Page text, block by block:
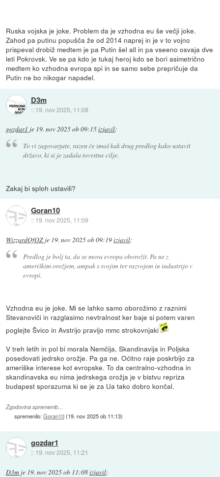
Ruska vojska je joke. Problem da je vzhodna eu še večji joke.
Zahod pa putinu popušča že od 2014 naprej in je v to vojno
prispeval drobiž medtem je pa Putin šel all in pa vseeno osvaja dve
leti Pokrovsk. Ve se pa kdo je tukaj heroj kdo se bori asimetrično
medtem ko vzhodna evropa spi in se samo sebe prepričuje da
Putin ne bo nikogar napadel.
D3m
:: 19. nov 2025, 11:08
gozdar1 je 19. nov 2025 ob 09:15izjavil:
To vi zagovarjate, razen če imaš kak drug predlog kako ustavit
državo, ki si je zadala tovrstne cilje.
Zakaj bi sploh ustavili?
Goran10
:: 19. nov 2025, 11:09
WizzardOfOZ je 19. nov 2025 ob 09:19izjavil:
Predlog je bolj ta, da se mora evropa oborožit. Pa ne z
ameriškim orožjem, ampak s svojim ter razvojem in industrijo v
evropi.
Vzhodna eu je joke. Mi se lahko samo oborožimo z raznimi
Stevanoviči in razglasimo nevtralnost ker baje si potem varen
poglejte Švico in Avstrijo pravijo mmc strokovnjaki
V treh letih in pol bi morala Nemčija, Skandinavija in Poljska
posedovati jedrsko orožje. Pa ga ne. Oćitno raje poskrbijo za
ameriške interese kot evropske. To da centralno-vzhodna in
skandinavska eu nima jedrskega orožja je v bistvu repriza
budapest sporazuma ki se je za Ua tako dobro končal.
Zgodovina sprememb…
spremenilo:Goran10(19. nov 2025 ob 11:13)
gozdar1
:: 19. nov 2025, 11:21
D3m je 19. nov 2025 ob 11:08izjavil: